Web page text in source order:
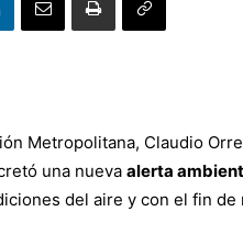
Metropolitana, Claudio
una nueva alerta
del aire y con el fin